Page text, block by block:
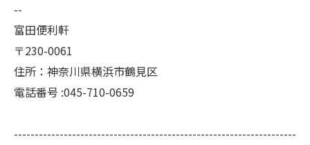
--
富田便利軒
〒230-0061
住所：神奈川県横浜市鶴見区
電話番号 :045-710-0659
--------------------------------------------------------------------